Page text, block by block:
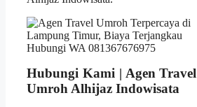
Hubungi Kami | Agen Travel
Umroh Alhijaz Indowisata